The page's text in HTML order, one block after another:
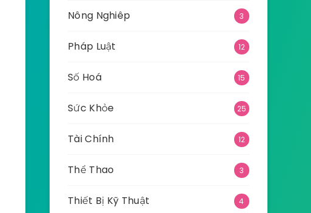
Nông Nghiêp 3
Pháp Luật 12
Số Hoá 15
Sức Khỏe 25
Tài Chính 12
Thể Thao 3
Thiết Bị Kỹ Thuật 4